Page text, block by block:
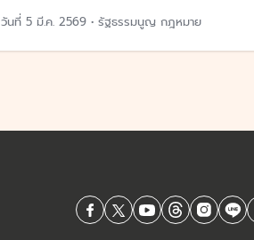
วันที่ 5 มี.ค. 2569 • รัฐธรรมนูญ กฎหมาย